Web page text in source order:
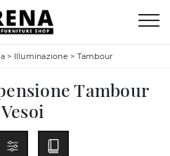
> Illuminazione > Tambour
Tambour